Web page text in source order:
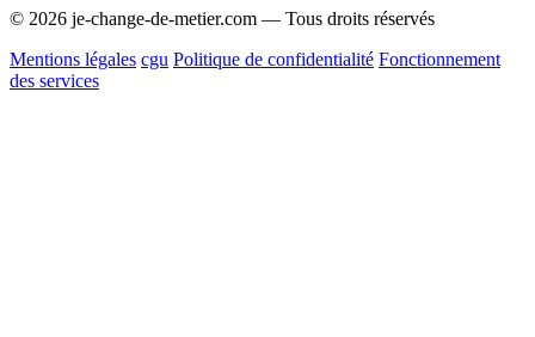
© 2026 je-change-de-metier.com — Tous droits réservés
Mentions légales cgu Politique de confidentialité Fonctionnement
des services